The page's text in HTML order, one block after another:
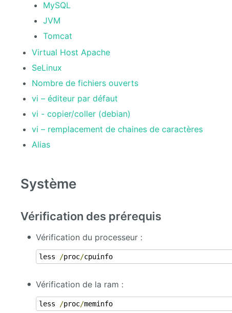
MySQL
JVM
Tomcat
Virtual Host Apache
SeLinux
Nombre de fichiers ouverts
vi – éditeur par défaut
vi - copier/coller (debian)
vi – remplacement de chaines de caractères
Alias
Système
Vérification des prérequis
Vérification du processeur :
less /proc/cpuinfo
Vérification de la ram :
less /proc/meminfo